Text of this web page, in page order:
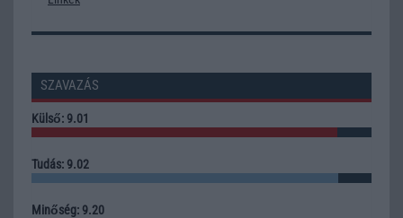
SZAVAZÁS
Külső: 9.01
Tudás: 9.02
Minőség: 9.20